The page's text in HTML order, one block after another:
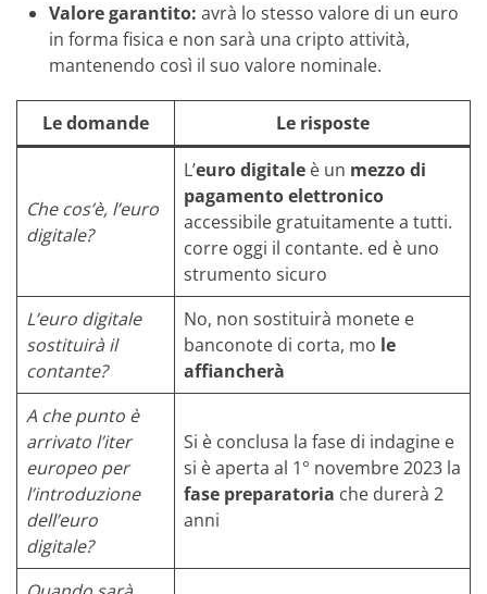
Valore garantito: avrà lo stesso valore di un euro
in forma fisica e non sarà una cripto attività,
mantenendo così il suo valore nominale.
Le domande Le risposte
Che cos’è, l’euro
digitale?
L’euro digitale è un mezzo di
pagamento elettronico
accessibile gratuitamente a tutti.
corre oggi il contante. ed è uno
strumento sicuro
L’euro digitale
sostituirà il
contante?
No, non sostituirà monete e
banconote di corta, mo le
affiancherà
A che punto è
arrivato l’iter
europeo per
l’introduzione
dell’euro
digitale?
Si è conclusa la fase di indagine e
si è aperta al 1° novembre 2023 la
fase preparatoria che durerà 2
anni